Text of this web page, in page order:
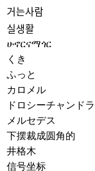
거는사람
실생활
ሁኖርናማጎር
くき
ふっと
カロメル
ドロシーチャンド
メルセデス
下摆裁成圆角的
井格木
信号坐标